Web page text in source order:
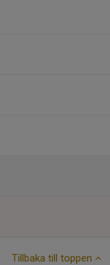
Tillbaka till toppen